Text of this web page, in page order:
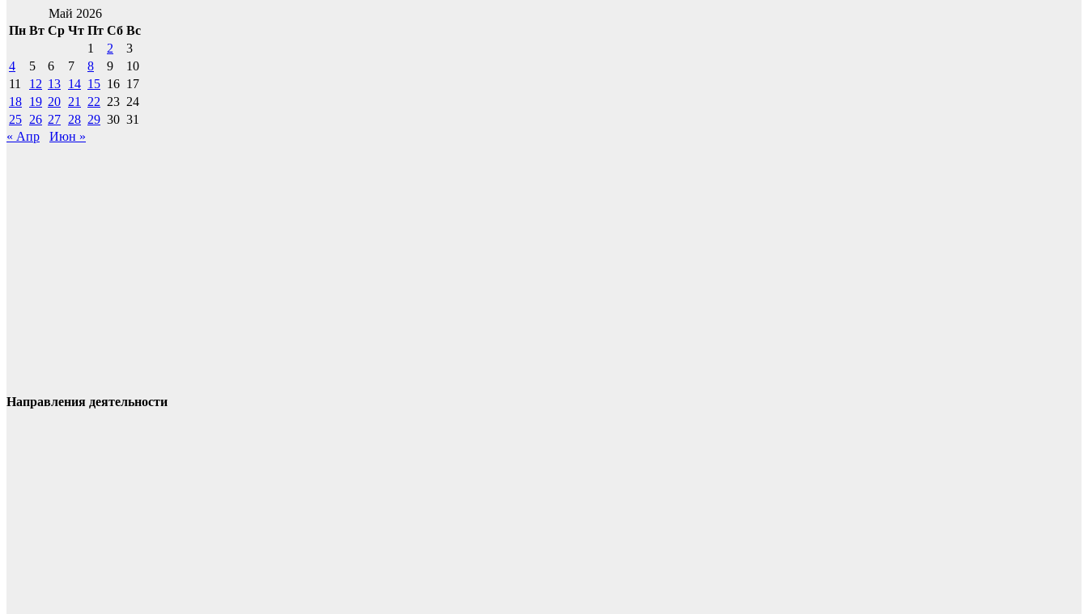
Май 2026
Пн Вт Ср Чт Пт Сб Вс
1
2
3
4
5 6 7 8 9
10
11
12 13 14 15 16 17
18 19 20 21 22 23 24
25 26 27 28 29 30 31
« Апр
Июн »
Направления деятельности